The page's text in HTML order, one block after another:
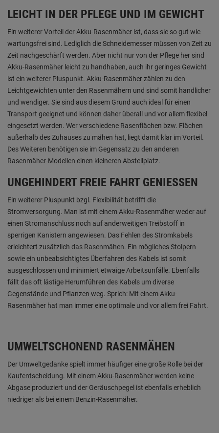
LEICHT IN DER PFLEGE UND IM GEWICHT
Ein weiterer Vorteil der Akku-Rasenmäher ist, dass sie so gut wie
wartungsfrei sind. Lediglich die Schneidemesser müssen von Zeit zu
Zeit nachgeschärft werden. Aber nicht nur von der Pflege her sind
Akku-Rasenmäher leicht zu handhaben, auch ihr geringes Gewicht
ist ein weiterer Pluspunkt. Akku-Rasenmäher zählen zu den
Leichtgewichten unter den Rasenmähern und sind somit handlicher
und wendiger. Sie sind aus diesem Grund auch ideal für einen
Transport geeignet und können daher überall und vor allem flexibel
eingesetzt werden. Wer verschiedene Rasenflächen bzw. Flächen
außerhalb des Zuhauses zu mähen hat, liegt damit klar im Vorteil.
Des Weiteren benötigen sie im Gegensatz zu den anderen
Rasenmäher-Modellen einen kleineren Abstellplatz.
UNGEHINDERT FREIE FAHRT GENIESSEN
Ein weiterer Pluspunkt bzgl. Flexibilität betrifft die
Stromversorgung. Man ist mit einem Akku-Rasenmäher weder auf
einen Stromanschluss noch auf anderweitigen Treibstoff in
sperrigen Kanistern angewiesen. Das Fehlen des Stromkabels
erleichtert zusätzlich das Rasenmähen. Ein mögliches Stolpern
sowie ein unbeabsichtigtes Überfahren des Kabels ist somit
ausgeschlossen und minimiert etwaige Arbeitsunfälle. Ebenfalls
fällt das oft lästige Herumführen des Kabels um diverse
Gegenstände und Pflanzen weg. Sprich: Mit einem Akku-
Rasenmäher hat man immer eine optimale und vor allem frei Fahrt.
UMWELTSCHONEND RASENMÄHEN
Der Umweltgedanke spielt immer häufiger eine große Rolle bei der
Kaufentscheidung. Mit einem Akku-Rasenmäher werden keine
Abgase produziert und der Geräuschpegel ist ebenfalls erheblich
niedriger als bei einem Benzin-Rasenmäher.